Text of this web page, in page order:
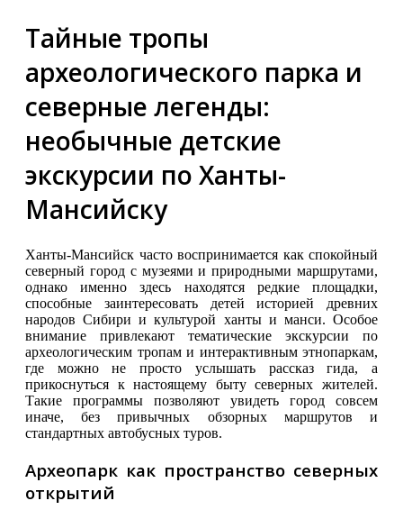
Тайные тропы
археологического парка и
северные легенды:
необычные детские
экскурсии по Ханты-
Мансийску
Ханты-Мансийск часто воспринимается как спокойный
северный город с музеями и природными маршрутами,
однако именно здесь находятся редкие площадки,
способные заинтересовать детей историей древних
народов Сибири и культурой ханты и манси. Особое
внимание привлекают тематические экскурсии по
археологическим тропам и интерактивным этнопаркам,
где можно не просто услышать рассказ гида, а
прикоснуться к настоящему быту северных жителей.
Такие программы позволяют увидеть город совсем
иначе, без привычных обзорных маршрутов и
стандартных автобусных туров.
Археопарк как пространство северных
открытий